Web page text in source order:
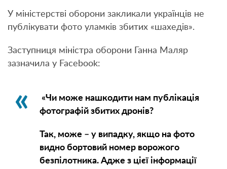
У міністерстві оборони закликали українців не
публікувати фото уламків збитих «шахедів».
Заступниця міністра оборони Ганна Маляр
зазначила у Facebook:
«Чи може нашкодити нам публікація
фотографій збитих дронів?
Так, може – у випадку, якщо на фото
видно бортовий номер ворожого
безпілотника. Адже з цієї інформації